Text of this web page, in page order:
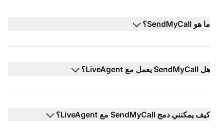
ما هو SendMyCall؟
هل SendMyCall يعمل مع LiveAgent؟
كيف يمكنني دمج SendMyCall مع LiveAgent؟